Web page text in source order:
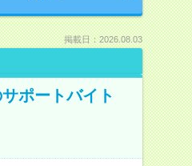
掲載日：2026.08.03
ポートバイト